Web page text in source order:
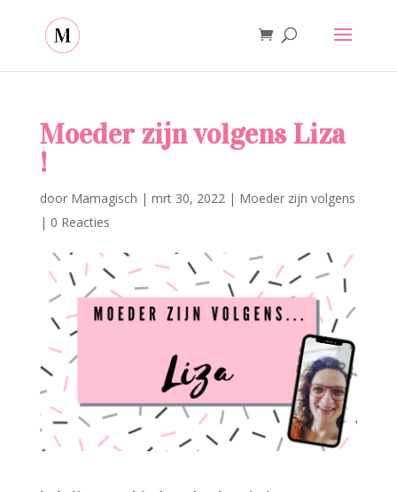
Moeder zijn volgens Liza
!
door Mamagisch | mrt 30, 2022| Moeder zijn volgens
| 0 Reacties